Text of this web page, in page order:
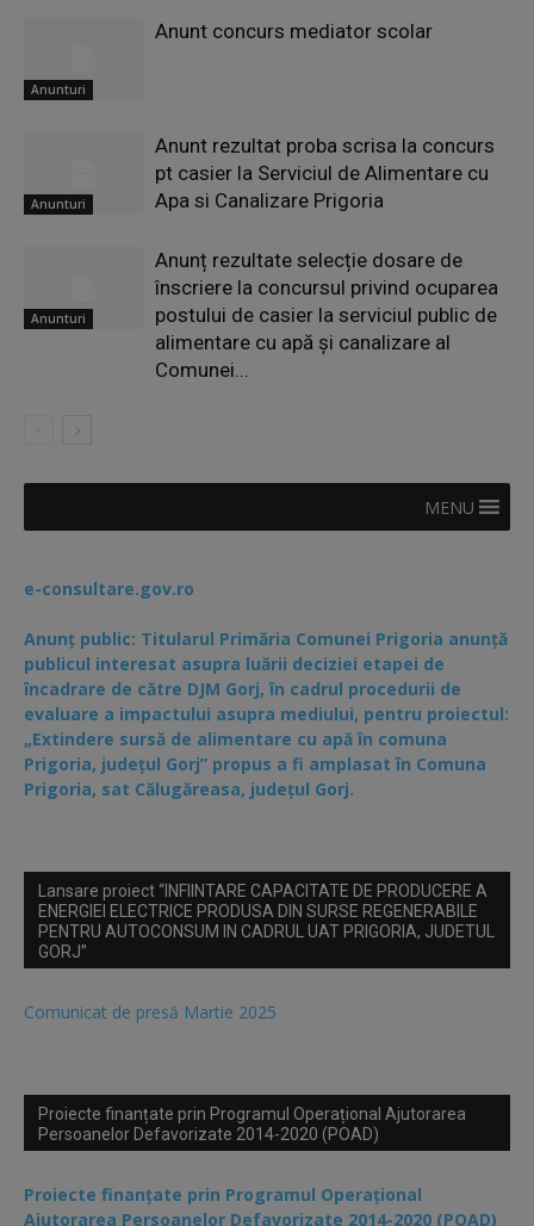
Anunturi
Anunt concurs mediator scolar
Anunturi
Anunt rezultat proba scrisa la concurs
pt casier la Serviciul de Alimentare cu
Apa si Canalizare Prigoria
Anunturi
Anunț rezultate selecție dosare de
înscriere la concursul privind ocuparea
postului de casier la serviciul public de
alimentare cu apă și canalizare al
Comunei...
MENU
e-consultare.gov.ro
Anunț public: Titularul Primăria Comunei Prigoria anunță
publicul interesat asupra luării deciziei etapei de
încadrare de către DJM Gorj, în cadrul procedurii de
evaluare a impactului asupra mediului, pentru proiectul:
„Extindere sursă de alimentare cu apă în comuna
Prigoria, județul Gorj” propus a fi amplasat în Comuna
Prigoria, sat Călugăreasa, județul Gorj.
Lansare proiect “INFIINTARE CAPACITATE DE PRODUCERE A
ENERGIEI ELECTRICE PRODUSA DIN SURSE REGENERABILE
PENTRU AUTOCONSUM IN CADRUL UAT PRIGORIA, JUDETUL
GORJ”
Comunicat de presă Martie 2025
Proiecte finanțate prin Programul Operațional Ajutorarea
Persoanelor Defavorizate 2014-2020 (POAD)
Proiecte finanțate prin Programul Operațional
Ajutorarea Persoanelor Defavorizate 2014-2020 (POAD)